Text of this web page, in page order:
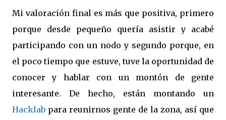
Mi valoración final es más que positiva, primero
porque desde pequeño quería asistir y acabé
participando con un nodo y segundo porque, en
el poco tiempo que estuve, tuve la oportunidad de
conocer y hablar con un montón de gente
interesante. De hecho, están montando un
Hacklab para reunirnos gente de la zona, así que